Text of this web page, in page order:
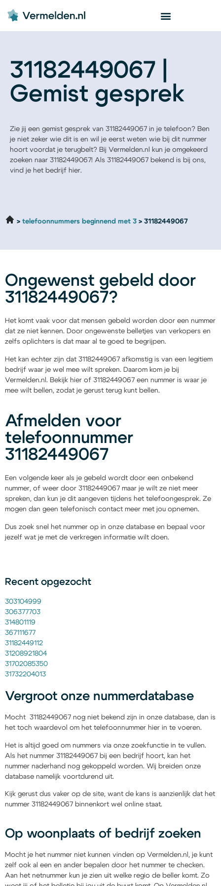
31182449067 |
Gemist gesprek
Zie jij een gemist gesprek van 31182449067 in je telefoon? Ben
je niet zeker wie dit is en wil je eerst weten wie bij dit nummer
hoort voordat je terugbelt? Bij Vermelden.nl kun je omgekeerd
zoeken naar 31182449067! Als 31182449067 bekend is bij ons,
vind je het bedrijf hier.
telefoonnummers beginnend met 3 31182449067
Ongewenst gebeld door
31182449067?
Het komt vaak voor dat mensen gebeld worden door een nummer
dat ze niet kennen. Door ongewenste belletjes van verkopers en
zelfs oplichters is dat maar al te goed te begrijpen.
Het kan echter zijn dat 31182449067 afkomstig is van een legitiem
bedrijf waar je wel mee wilt spreken. Daarom kom je bij
Vermelden.nl. Bekijk hier of 31182449067 een nummer is waar je
mee wilt bellen, zodat je gerust terug kunt bellen.
Afmelden voor
telefoonnummer
31182449067
Een volgende keer als je gebeld wordt door een onbekend
nummer, of weer door 31182449067 maar je wilt ze niet meer
spreken, dan kun je dit aangeven tijdens het telefoongesprek. Ze
mogen dan geen telefonisch contact meer met jou opnemen.
Dus zoek snel het nummer op in onze database en bepaal voor
jezelf wat je met de verkregen informatie wilt doen.
Recent opgezocht
303104999
306377703
314801119
367111677
31182449112
31208921804
31702085350
31732204013
Vergroot onze nummerdatabase
Mocht 31182449067 nog niet bekend zijn in onze database, dan is
het toch waardevol om het telefoonnummer hier in te voeren.
Het is altijd goed om nummers via onze zoekfunctie in te vullen.
Als het nummer 31182449067 bij een bedrijf hoort, kan het
nummer naderhand nog gekoppeld worden. Wij breiden onze
database namelijk voortdurend uit.
Kijk gerust dus vaker op de site, want de kans is aanzienlijk dat het
nummer 31182449067 binnenkort wel online staat.
Op woonplaats of bedrijf zoeken
Mocht je het nummer niet kunnen vinden op Vermelden.nl, je kunt
zelf ook al een en ander bepalen door het nummer te checken.
Aan het netnummer kun je zien uit welke regio de beller komt. Zo